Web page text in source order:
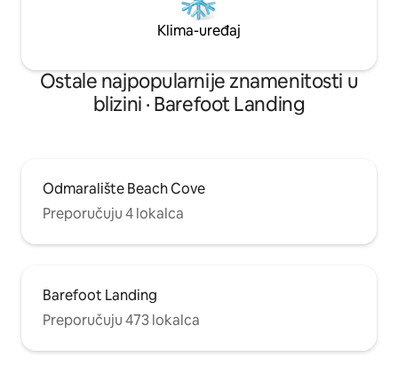
Klima-uređaj
Ostale najpopularnije znamenitosti u
blizini · Barefoot Landing
Odmaralište Beach Cove
Preporučuju 4 lokalca
Barefoot Landing
Preporučuju 473 lokalca